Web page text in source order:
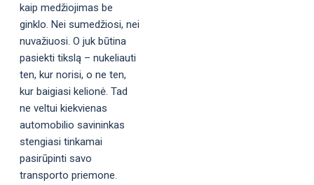
kaip medžiojimas be
ginklo. Nei sumedžiosi, nei
nuvažiuosi. O juk būtina
pasiekti tikslą – nukeliauti
ten, kur norisi, o ne ten,
kur baigiasi kelionė. Tad
ne veltui kiekvienas
automobilio savininkas
stengiasi tinkamai
pasirūpinti savo
transporto priemone.